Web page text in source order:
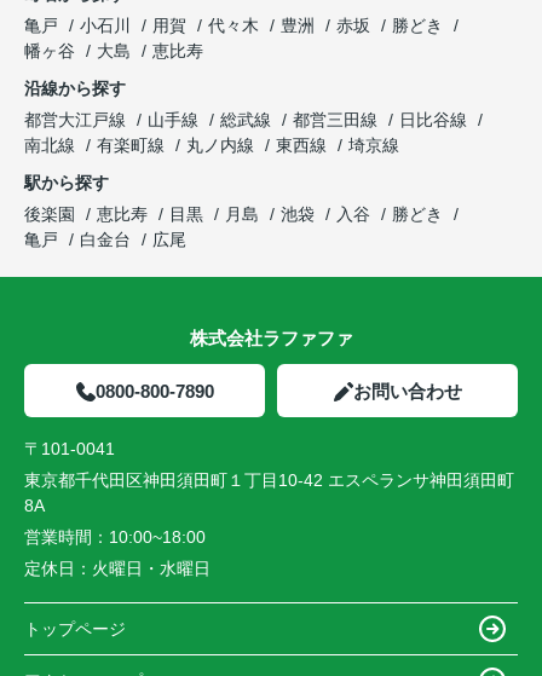
亀戸
小石川 用賀 代々木 豊洲 赤坂
勝どき
幡ヶ谷
大島
恵比寿
沿線から探す
都営大江戸線
山手線 総武線 都営三田線
日比谷線
南北線
有楽町線 丸ノ内線 東西線
埼京線
駅から探す
後楽園
恵比寿 目黒 月島 池袋 入谷
勝どき
亀戸
白金台 広尾
株式会社ラファファ
0800-800-7890 お問い合わせ
〒101-0041
東京都千代田区神田須田町１丁目10-42 エスペランサ神田須田町
8A
営業時間： 10:00~18:00
定休日： 火曜日・水曜日
トップページ